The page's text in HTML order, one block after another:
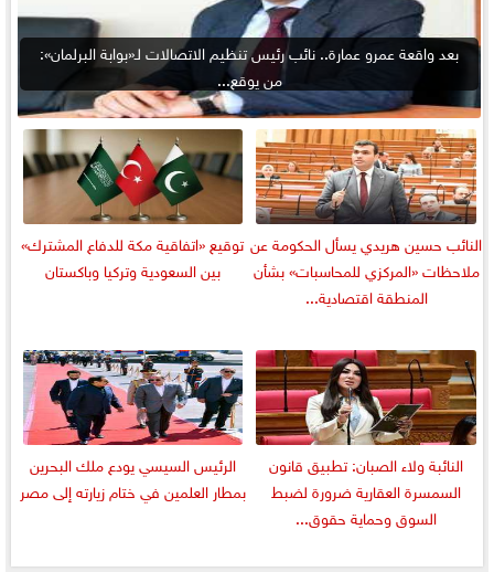
بعد واقعة عمرو عمارة.. نائب رئيس تنظيم الاتصالات لـ«بوابة البرلمان»:
من يوقع...
النائب حسين هريدي يسأل الحكومة عن
ملاحظات «المركزي للمحاسبات» بشأن
المنطقة اقتصادية...
توقيع «اتفاقية مكة للدفاع المشترك»
بين السعودية وتركيا وباكستان
النائبة ولاء الصبان: تطبيق قانون
السمسرة العقارية ضرورة لضبط
السوق وحماية حقوق...
الرئيس السيسي يودع ملك البحرين
بمطار العلمين في ختام زيارته إلى مصر